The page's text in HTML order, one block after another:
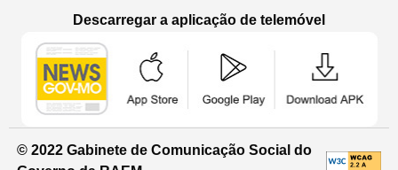
Descarregar a aplicação de telemóvel
© 2022 Gabinete de Comunicação Social do